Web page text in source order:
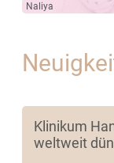
Naliya
Klinikum
weltweit